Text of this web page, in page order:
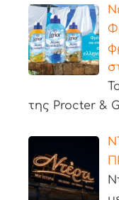
της Procter &